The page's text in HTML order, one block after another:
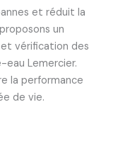
et réduit la
un
vérification des
Lemercier.
la performance
de vie.